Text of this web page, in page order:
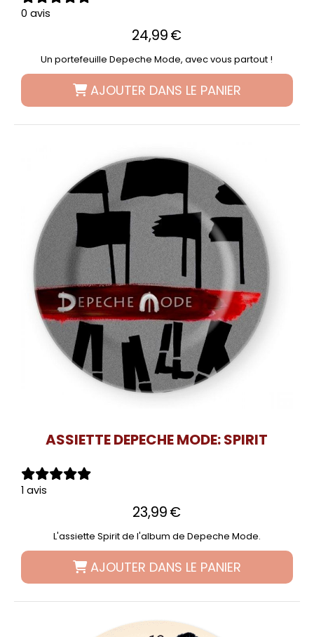
0 avis
24,99€
Un portefeuille Depeche Mode, avec vous partout !
AJOUTER DANS LE PANIER
ASSIETTE DEPECHE MODE: SPIRIT
1 avis
23,99€
L'assiette Spirit de l'album de Depeche Mode.
AJOUTER DANS LE PANIER